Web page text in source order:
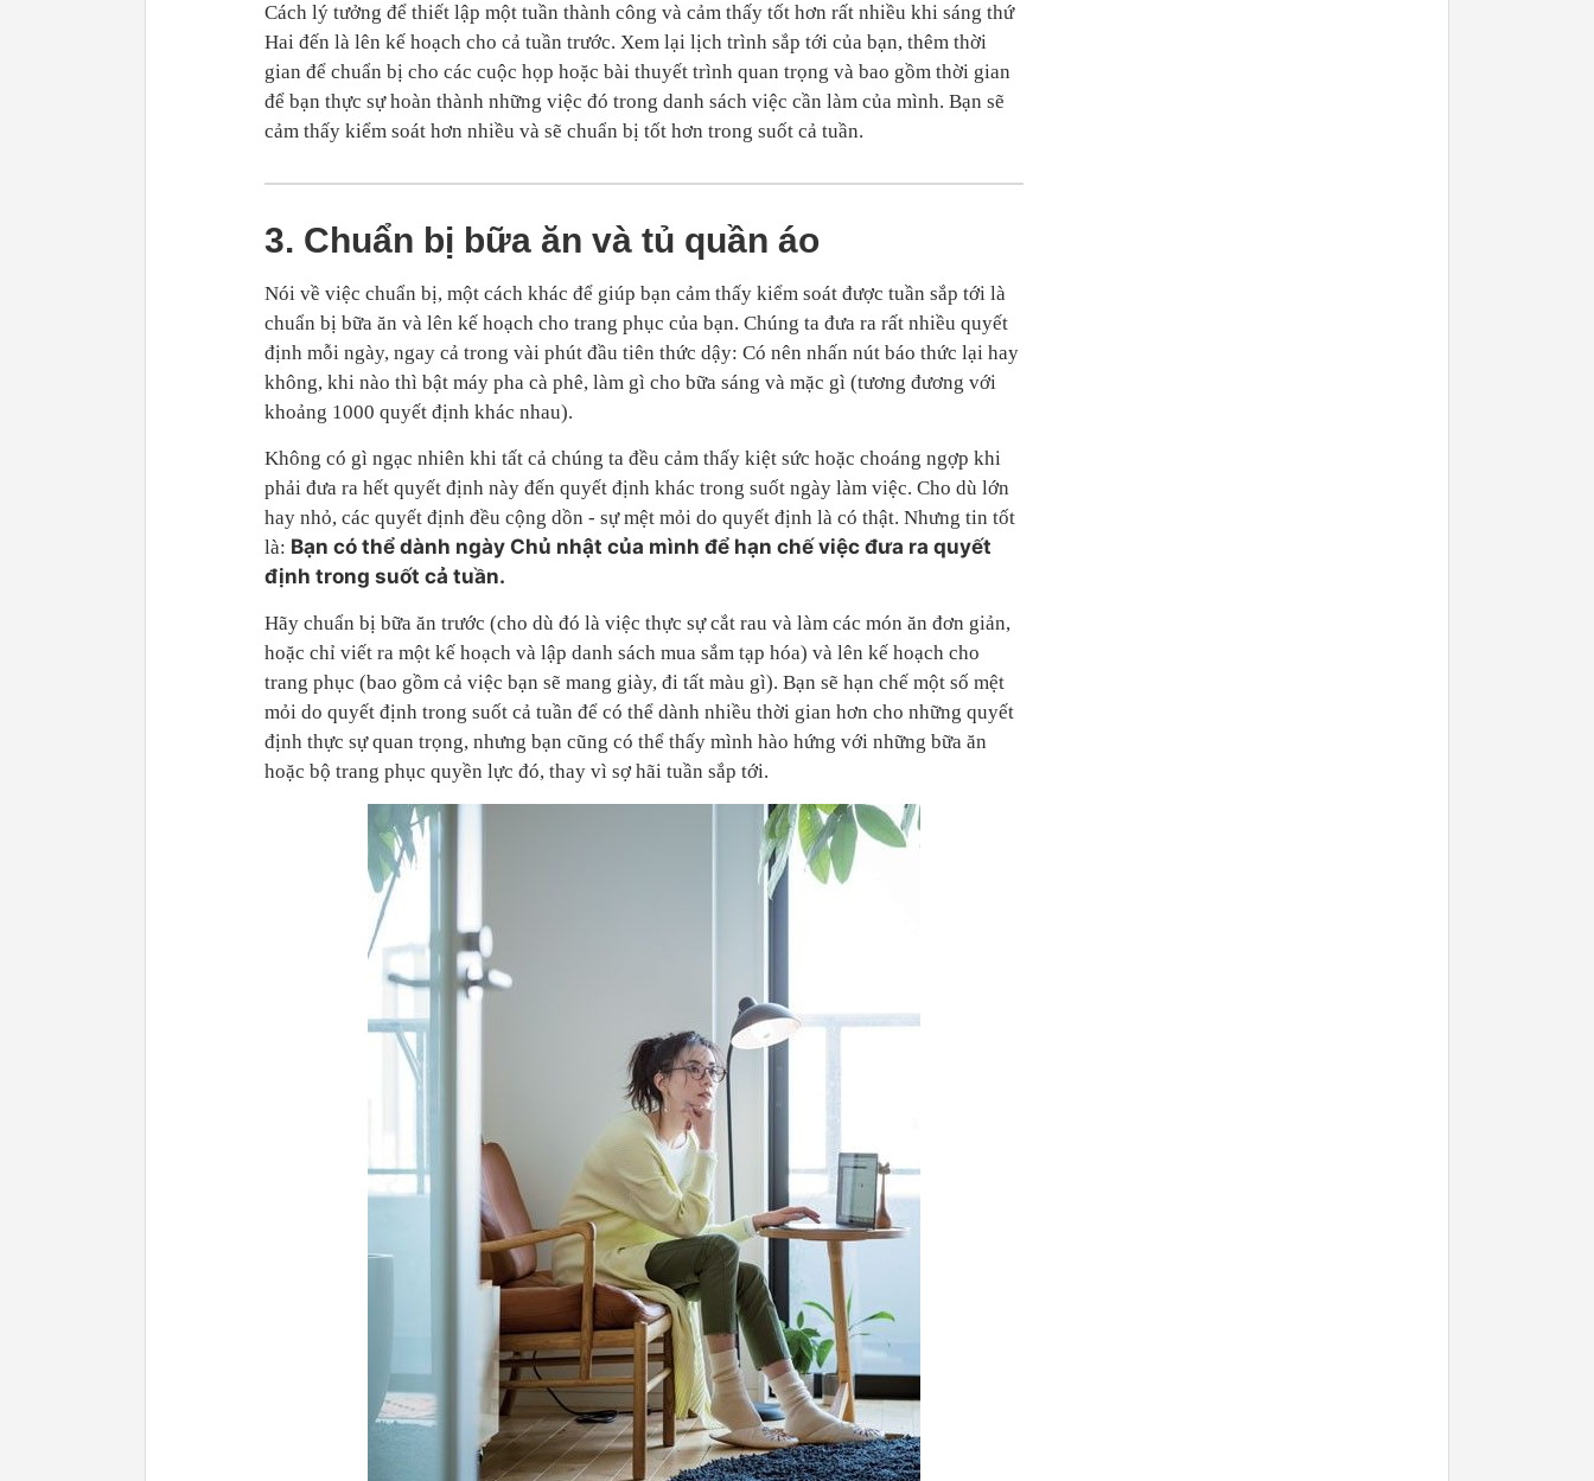
Cách lý tưởng để thiết lập một tuần thành công và cảm thấy tốt hơn rất nhiều khi sáng thứ
Hai đến là lên kế hoạch cho cả tuần trước. Xem lại lịch trình sắp tới của bạn, thêm thời
gian để chuẩn bị cho các cuộc họp hoặc bài thuyết trình quan trọng và bao gồm thời gian
để bạn thực sự hoàn thành những việc đó trong danh sách việc cần làm của mình. Bạn sẽ
cảm thấy kiểm soát hơn nhiều và sẽ chuẩn bị tốt hơn trong suốt cả tuần.
3. Chuẩn bị bữa ăn và tủ quần áo
Nói về việc chuẩn bị, một cách khác để giúp bạn cảm thấy kiểm soát được tuần sắp tới là
chuẩn bị bữa ăn và lên kế hoạch cho trang phục của bạn. Chúng ta đưa ra rất nhiều quyết
định mỗi ngày, ngay cả trong vài phút đầu tiên thức dậy: Có nên nhấn nút báo thức lại hay
không, khi nào thì bật máy pha cà phê, làm gì cho bữa sáng và mặc gì (tương đương với
khoảng 1000 quyết định khác nhau).
Không có gì ngạc nhiên khi tất cả chúng ta đều cảm thấy kiệt sức hoặc choáng ngợp khi
phải đưa ra hết quyết định này đến quyết định khác trong suốt ngày làm việc. Cho dù lớn
hay nhỏ, các quyết định đều cộng dồn - sự mệt mỏi do quyết định là có thật. Nhưng tin tốt
là: Bạn có thể dành ngày Chủ nhật của mình để hạn chế việc đưa ra quyết
định trong suốt cả tuần.
Hãy chuẩn bị bữa ăn trước (cho dù đó là việc thực sự cắt rau và làm các món ăn đơn giản,
hoặc chỉ viết ra một kế hoạch và lập danh sách mua sắm tạp hóa) và lên kế hoạch cho
trang phục (bao gồm cả việc bạn sẽ mang giày, đi tất màu gì). Bạn sẽ hạn chế một số mệt
mỏi do quyết định trong suốt cả tuần để có thể dành nhiều thời gian hơn cho những quyết
định thực sự quan trọng, nhưng bạn cũng có thể thấy mình hào hứng với những bữa ăn
hoặc bộ trang phục quyền lực đó, thay vì sợ hãi tuần sắp tới.